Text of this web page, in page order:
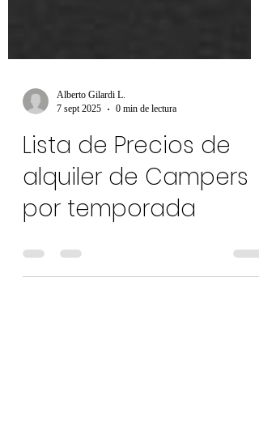
Alberto Gilardi L.
7 sept 2025
0 min de lectura
Lista de Precios de
alquiler de Campers
por temporada